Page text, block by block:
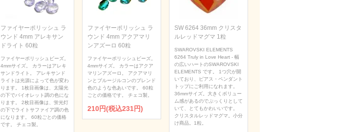
ファイヤーポリッシュ ラ
ウンド 4mm アレキサン
ドライト 60粒
ファイヤーポリッシュビーズ。
4mmサイズ。 カラーはアレキ
サンドライト。 アレキサンド
ライトは光源によって色が変わ
ります。 1枚目画像は、太陽光
の下でバイオレット調の色にな
ります。 2枚目画像は、蛍光灯
の下でライトサファイア調の色
になります。 60粒ごとの価格
です。 チェコ製。
ファイヤーポリッシュ ラ
ウンド 4mm アクアマリ
ンアズーロ 60粒
ファイヤーポリッシュビーズ。
4mmサイズ。 カラーはアクア
マリンアズーロ。 アクアマリ
ンとブルージルコンのブレンド
色のような色あいです。 60粒
ごとの価格です。 チェコ製。
210円(税込231円)
SW 6264 36mm クリスタ
ルレッドマグマ 1粒
SWAROVSKI ELEMENTS
6264 Truly in Love Heart - 幅
の広いハートのSWAROVSKI
ELEMENTS です。 1つ穴が開
いており、ピアス・ペンダント
トップにご利用になれます。
36mmサイズ。大きくボリュー
ム感があるのでぷっくりとして
いて、とてもかわいいです。
クリスタルレッドマグマ。小分
け商品。1粒。